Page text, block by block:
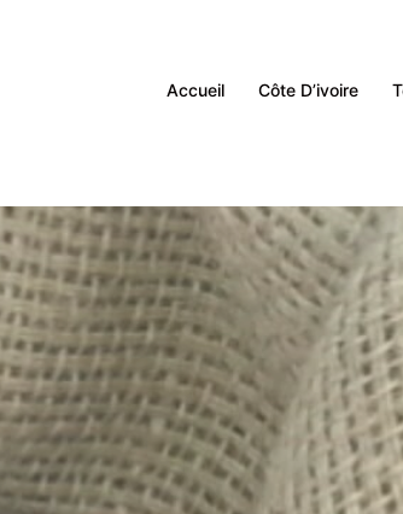
Accueil Côte D’ivoire